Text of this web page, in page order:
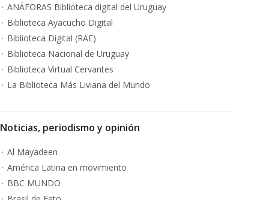
ANÁFORAS Biblioteca digital del Uruguay
Biblioteca Ayacucho Digital
Biblioteca Digital (RAE)
Biblioteca Nacional de Uruguay
Biblioteca Virtual Cervantes
La Biblioteca Más Liviana del Mundo
Noticias, periodismo y opinión
Al Mayadeen
América Latina en movimiento
BBC MUNDO